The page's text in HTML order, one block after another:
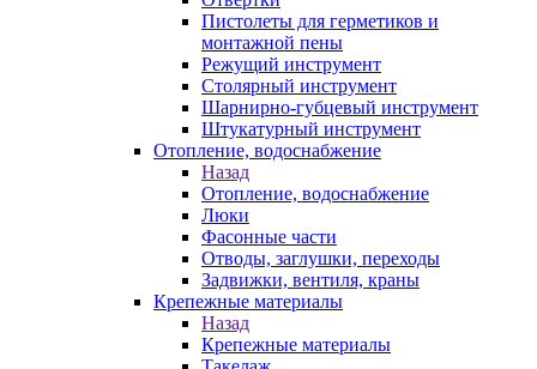
Пистолеты для герметиков и
монтажной пены
Режущий инструмент
Столярный инструмент
Шарнирно-губцевый инструмент
Штукатурный инструмент
Отопление, водоснабжение
Назад
Отопление, водоснабжение
Люки
Фасонные части
Отводы, заглушки, переходы
Задвижки, вентиля, краны
Крепежные материалы
Назад
Крепежные материалы